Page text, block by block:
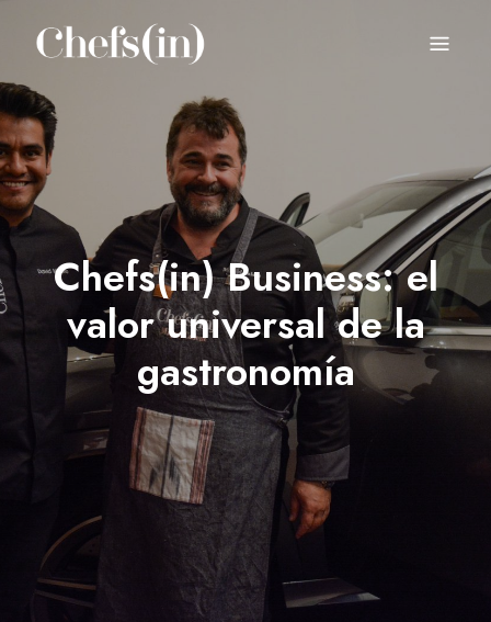
CHEFS(IN)
Chefs(in) Business: el
valor universal de la
gastronomía